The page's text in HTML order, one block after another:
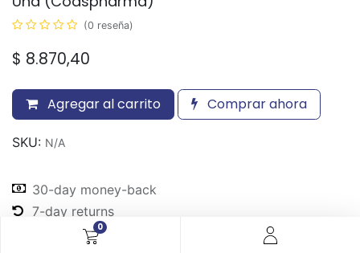
0
(0 reseña)
$ 8.870,40
Agregar al carrito Comprar ahora
SKU: N/A
30-day money-back
7-day returns
Shipping: 2-3 Days